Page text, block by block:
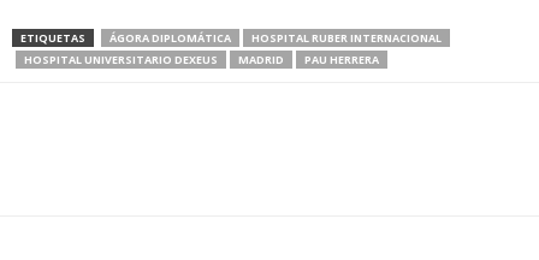
ETIQUETAS ÁGORA DIPLOMÁTICA
HOSPITAL RUBER INTERNACIONAL
HOSPITAL UNIVERSITARIO DEXEUS
MADRID PAU HERRERA